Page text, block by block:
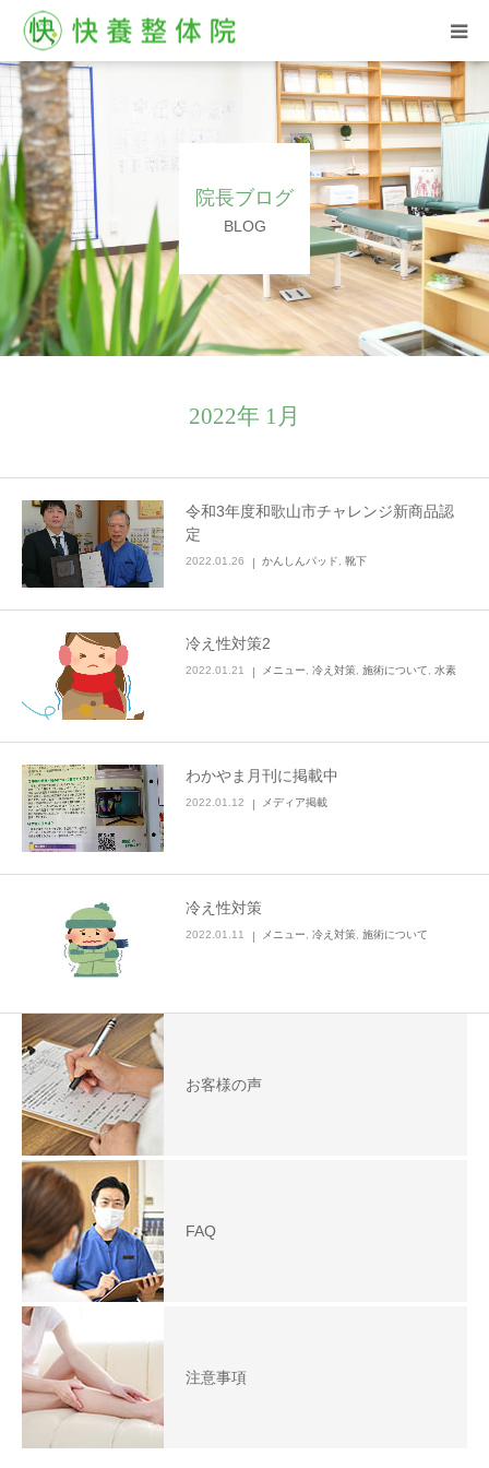
院長ブログ
BLOG
2022年 1月
令和3年度和歌山市チャレンジ新商品認
定
2022.01.26 かんしんパッド 靴下
冷え性対策2
2022.01.21 メニュー 冷え対策 施術について 水素
わかやま月刊に掲載中
2022.01.12 メディア掲載
冷え性対策
2022.01.11 メニュー 冷え対策 施術について
お客様の声
FAQ
注意事項
HOME
西汀院
古屋院
お客様の声
ブログ